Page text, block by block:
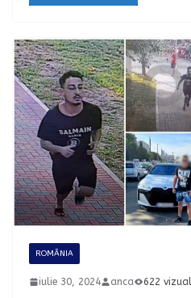
ROMÂNIA
iulie 30, 2024 anca 622